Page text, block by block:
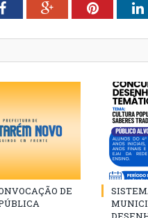
FacebookGoogle+Pinterest
DE